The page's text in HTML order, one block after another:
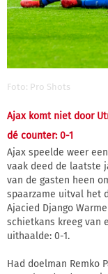
Foto: Pro Shots
Ajax komt niet door
dé counter: 0-1
Ajax speelde weer
vaak deed de laatste
van de gasten heen
spaarzame uitval het
Ajacied Django
schietkans kreeg van
uithaalde: 0-1.
Had doelman Remko